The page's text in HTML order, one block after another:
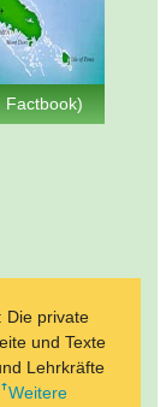
Factbook)
Die private
und Texte
Lehrkräfte
Weitere